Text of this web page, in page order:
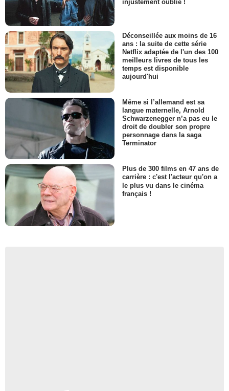
injustement oublié !
Déconseillée aux moins de 16
ans : la suite de cette série
Netflix adaptée de l'un des 100
meilleurs livres de tous les
temps est disponible
aujourd'hui
Même si l’allemand est sa
langue maternelle, Arnold
Schwarzenegger n’a pas eu le
droit de doubler son propre
personnage dans la saga
Terminator
Plus de 300 films en 47 ans de
carrière : c'est l'acteur qu'on a
le plus vu dans le cinéma
français !